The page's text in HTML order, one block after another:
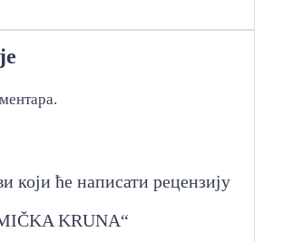
који ће написати рецензију
KRUNA“